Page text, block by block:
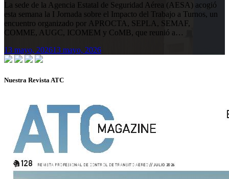
La sede de la Agencia Estatal de Seguridad Aérea (AESA) acogió
esta semana la I Jornada sobre el Impacto del Trabajo a Turnos, un
encuentro organizado por APROCTA, SEPLA, SEMAF,
COMME, AUGC, ICOMEM y CoMB, que reunió a…
13 mayo, 202613 mayo, 2026
Nuestra Revista ATC